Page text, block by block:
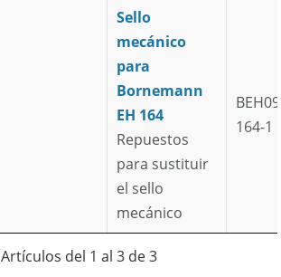
Sello
mecánico
para
Bornemann
EH 164
Repuestos
para sustituir
el sello
mecánico
164-1
Artículos del 1 al 3 de 3